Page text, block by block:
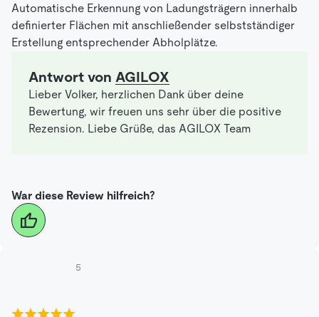
Automatische Erkennung von Ladungsträgern innerhalb
definierter Flächen mit anschließender selbstständiger
Erstellung entsprechender Abholplätze.
Antwort von AGILOX
Lieber Volker, herzlichen Dank über deine
Bewertung, wir freuen uns sehr über die positive
Rezension. Liebe Grüße, das AGILOX Team
War diese Review hilfreich?
5